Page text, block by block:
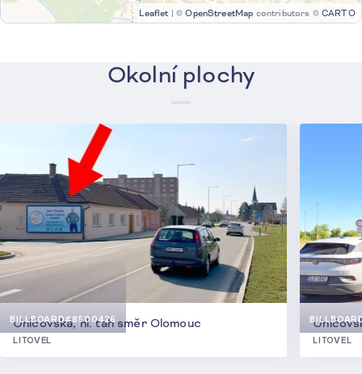
Leaflet | ©OpenStreetMap contributors © CARTO
Okolní plochy
BILLBOARD#8500426
Uničovská, hl. tah směr Olomouc
LITOVEL LITOVEL